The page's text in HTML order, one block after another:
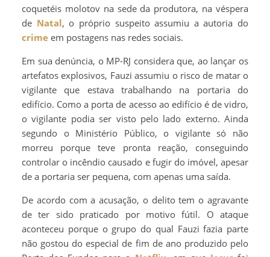
coquetéis molotov na sede da produtora, na véspera
de Natal, o próprio suspeito assumiu a autoria do
crime em postagens nas redes sociais.
Em sua denúncia, o MP-RJ considera que, ao lançar os
artefatos explosivos, Fauzi assumiu o risco de matar o
vigilante que estava trabalhando na portaria do
edifício. Como a porta de acesso ao edifício é de vidro,
o vigilante podia ser visto pelo lado externo. Ainda
segundo o Ministério Público, o vigilante só não
morreu porque teve pronta reação, conseguindo
controlar o incêndio causado e fugir do imóvel, apesar
de a portaria ser pequena, com apenas uma saída.
De acordo com a acusação, o delito tem o agravante
de ter sido praticado por motivo fútil. O ataque
aconteceu porque o grupo do qual Fauzi fazia parte
não gostou do especial de fim de ano produzido pelo